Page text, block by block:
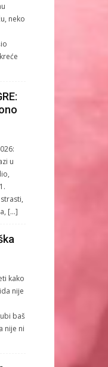
neko
u
[…]
kako
nije
baš
nije ni